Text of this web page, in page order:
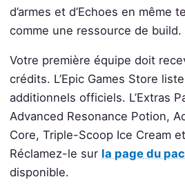
d’armes et d’Echoes en même
comme une ressource de build.
Votre première équipe doit
crédits. L’Epic Games Store
additionnels officiels. L’Extras
Advanced Resonance Potion,
Core, Triple-Scoop Ice Cream
Réclamez-le sur la page du
disponible.